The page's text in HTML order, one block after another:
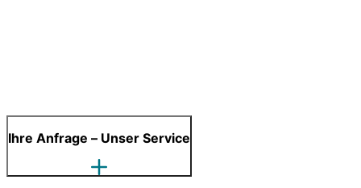
Ihre Anfrage – Unser Service